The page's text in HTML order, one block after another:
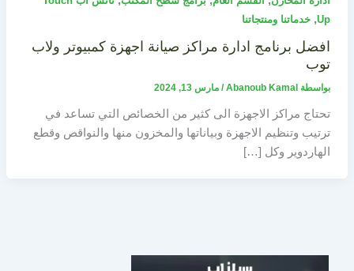
Up
, خدماتنا ومنتجاتنا
افضل برنامج ادارة مراكز صيانة اجهزة كمبيوتر ولاب
توب
بواسطة Abanoub Kamal
/ مارس 13, 2024
تحتاج مراكز الاجهزة الى كثير من الخصائص التي تساعد في
ترتيب وتنظيم الاجهزة وبياناتها والمخزون منها والنواقص وقطع
الهاردوير وكل […]